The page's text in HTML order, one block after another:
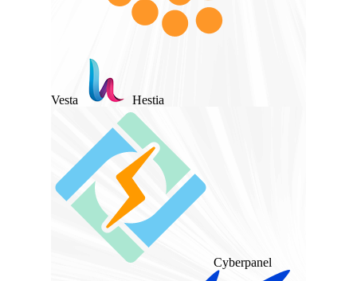
Vesta Hestia
Cyberpanel